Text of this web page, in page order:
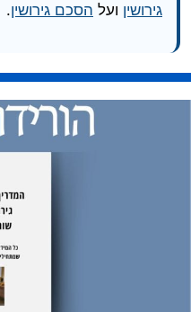
גירושין ועל הסכם גירושין.